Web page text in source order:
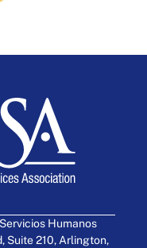
Humanos
Suite 210, Arlington,